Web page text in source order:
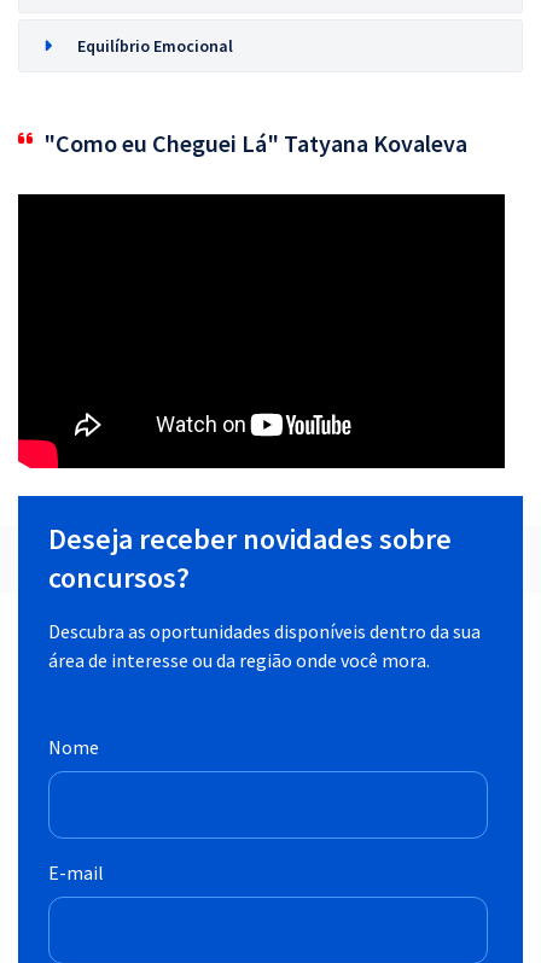
Equilíbrio Emocional
"Como eu Cheguei Lá" Tatyana Kovaleva
Deseja receber novidades sobre
concursos?
Descubra as oportunidades disponíveis dentro da sua
área de interesse ou da região onde você mora.
Nome
E-mail